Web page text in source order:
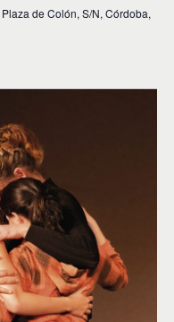
Plaza de Colón, S/N, Córdoba,